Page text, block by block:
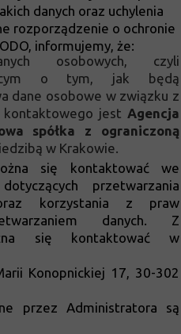
danych oraz uchylenia
rozporządzenie o ochronie
informujemy, że:
osobowych, czyli
o tym, jak będą
dane osobowe w związku z
kontaktowego jest Agencja
spółka z ograniczoną
w Krakowie.
się kontaktować we
przetwarzania
korzystania z praw
danych. Z
się kontaktować w
Konopnickiej 17, 30-302
przez Administratora są